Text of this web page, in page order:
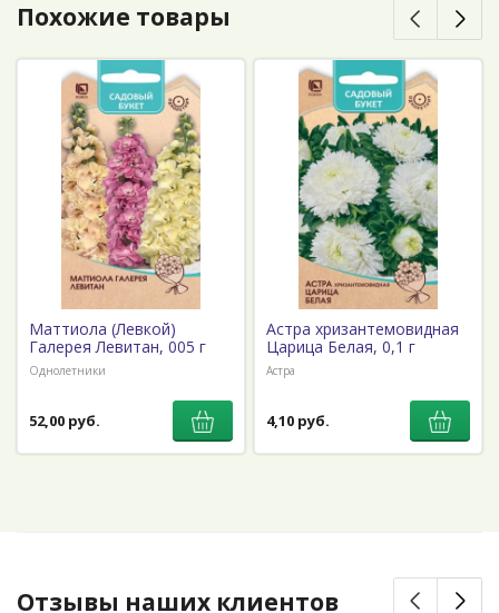
Похожие товары
Маттиола (Левкой)
Галерея Левитан, 005 г
Однолетники
52,00 руб.
Астра хризантемовидная
Царица Белая, 0,1 г
Астра
4,10 руб.
Отзывы наших клиентов